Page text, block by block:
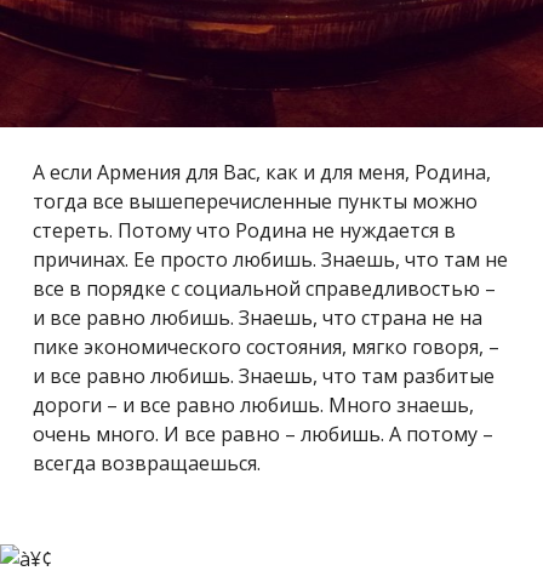
А если Армения для Вас, как и для меня, Родина,
тогда все вышеперечисленные пункты можно
стереть. Потому что Родина не нуждается в
причинах. Ее просто любишь. Знаешь, что там не
все в порядке с социальной справедливостью –
и все равно любишь. Знаешь, что страна не на
пике экономического состояния, мягко говоря, –
и все равно любишь. Знаешь, что там разбитые
дороги – и все равно любишь. Много знаешь,
очень много. И все равно – любишь. А потому –
всегда возвращаешься.